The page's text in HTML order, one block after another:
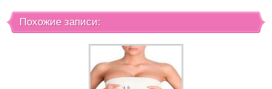
Похожие записи: